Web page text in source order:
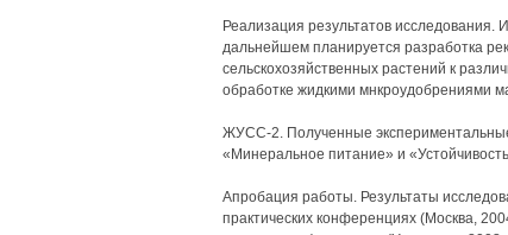
Реализация результатов
дальнейшем планируется разработка
сельскохозяйственных растений к
обработке жидкими мнкроудобрениями
ЖУСС-2. Полученные
«Минеральное питание» и
Апробация работы. Результаты
практических конференциях (Москва,